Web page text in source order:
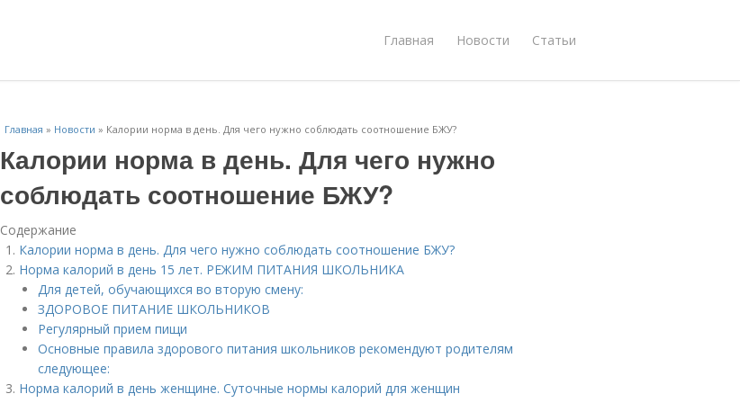
Главная Новости Статьи
Главная » Новости » Калории норма в день. Для чего нужно соблюдать соотношение БЖУ?
Калории норма в день. Для чего нужно
соблюдать соотношение БЖУ?
Содержание
Калории норма в день. Для чего нужно соблюдать соотношение БЖУ?
Норма калорий в день 15 лет. РЕЖИМ ПИТАНИЯ ШКОЛЬНИКА
Для детей, обучающихся во вторую смену:
ЗДОРОВОЕ ПИТАНИЕ ШКОЛЬНИКОВ
Регулярный прием пищи
Основные правила здорового питания школьников рекомендуют родителям
следующее:
Норма калорий в день женщине. Суточные нормы калорий для женщин